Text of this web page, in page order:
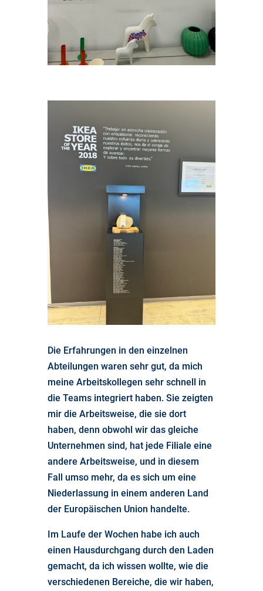
Die Erfahrungen in den einzelnen
Abteilungen waren sehr gut, da mich
meine Arbeitskollegen sehr schnell in
die Teams integriert haben. Sie zeigten
mir die Arbeitsweise, die sie dort
haben, denn obwohl wir das gleiche
Unternehmen sind, hat jede Filiale eine
andere Arbeitsweise, und in diesem
Fall umso mehr, da es sich um eine
Niederlassung in einem anderen Land
der Europäischen Union handelte.
Im Laufe der Wochen habe ich auch
einen Hausdurchgang durch den Laden
gemacht, da ich wissen wollte, wie die
verschiedenen Bereiche, die wir haben,